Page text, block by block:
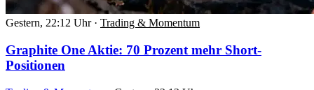
Gestern, 22:12 Uhr · Trading & Momentum
Graphite One Aktie: 70 Prozent mehr Short-
Positionen